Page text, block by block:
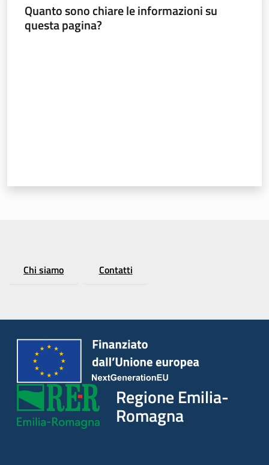
Emilia-
Regione
Novità
Servizi
Leggi Atti Bandi
Quanto sono chiare le informazioni su
questa pagina?
Chi siamo Contatti
Regione Emilia-
Romagna